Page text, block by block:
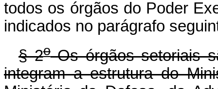
todos os órgãos do Poder
indicados no parágrafo
§ 2oOs órgãos setoriais
integram a estrutura do